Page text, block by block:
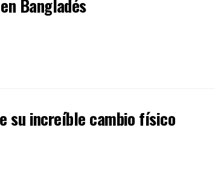
Bangladés
su increíble cambio físico